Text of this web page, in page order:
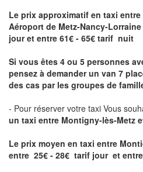
Le prix approximatif en taxi
Aéroport de Metz-Nancy-Lorraine
jour et entre 61€ - 65€ tarif nuit
Si vous êtes 4 ou 5 personnes
pensez à demander un van 7
des cas par les groupes de
- Pour réserver votre taxi Vous
un taxi entre Montigny-lès-Metz
Le prix moyen en taxi entre
entre 25€ - 28€ tarif jour et